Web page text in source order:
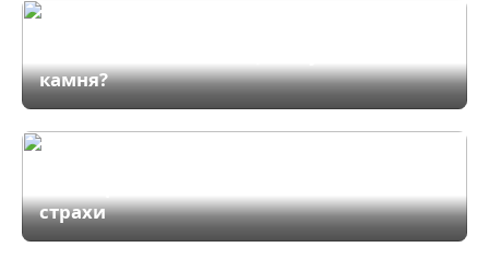
камня?
страхи